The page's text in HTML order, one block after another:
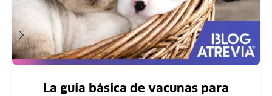
La guía básica de vacunas para